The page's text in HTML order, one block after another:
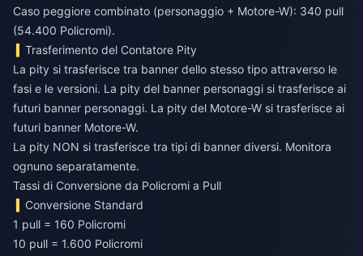
Caso peggiore combinato (personaggio + Motore-W): 340 pull
(54.400 Policromi).
Trasferimento del Contatore Pity
La pity si trasferisce tra banner dello stesso tipo attraverso le
fasi e le versioni. La pity del banner personaggi si trasferisce ai
futuri banner personaggi. La pity del Motore-W si trasferisce ai
futuri banner Motore-W.
La pity NON si trasferisce tra tipi di banner diversi. Monitora
ognuno separatamente.
Tassi di Conversione da Policromi a Pull
Conversione Standard
1 pull = 160 Policromi
10 pull = 1.600 Policromi